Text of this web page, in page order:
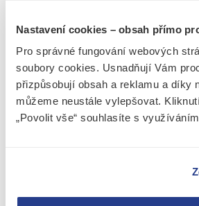
Nastavení cookies – obsah přímo
Pro správné fungování webových
soubory cookies. Usnadňují Vám
přizpůsobují obsah a reklamu a díky
můžeme neustále vylepšovat.
„Povolit vše“ souhlasíte s
podnikání v souladu se zákony.
koncesovaných živností.
Poradíme Vám sohlášením
oprávnění pro společnostnebo s
založením s.r.o.– pohodlně online
Kontaktujte nás pomocí formuláře